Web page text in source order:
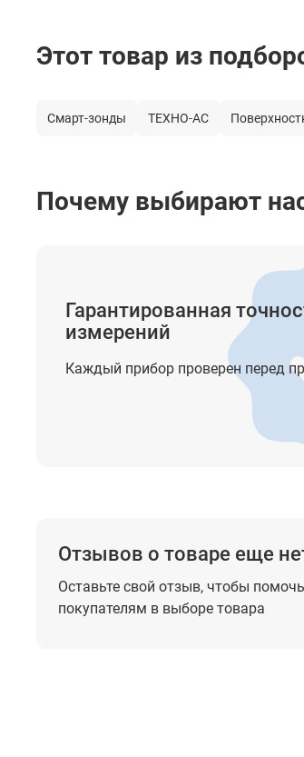
Этот товар из
Смарт-зонды ТЕХНО-АС
Почему выбирают
Гарантированная
измерений
Каждый прибор проверен перед
Отзывов о товаре еще
Оставьте свой отзыв, чтобы помочь
покупателям в выборе товара